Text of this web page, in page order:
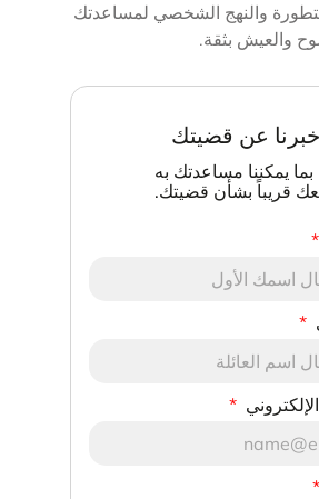
والنهج الشخصي لمساعدتك
والعيش بثقة.
عن قضيتك
بما يمكننا مساعدتك به
قريباً بشأن قضيتك.